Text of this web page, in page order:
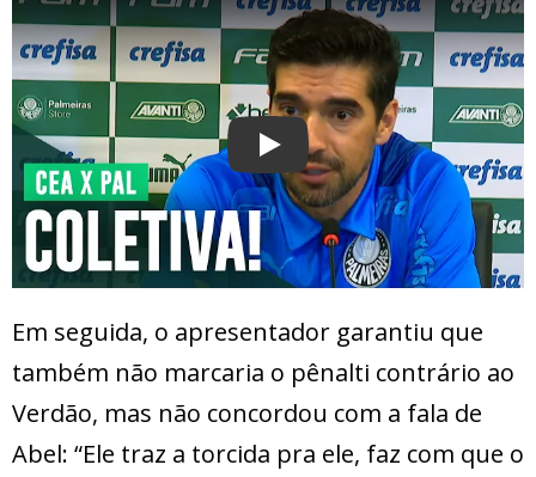
Play
Em seguida, o apresentador garantiu que
também não marcaria o pênalti contrário ao
Verdão, mas não concordou com a fala de
Abel: “Ele traz a torcida pra ele, faz com que o